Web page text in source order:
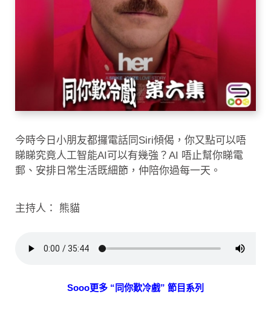
今時今日小朋友都攞電話同Siri傾偈，你又點可以唔
睇睇究竟人工智能AI可以有幾強？AI 唔止幫你睇電
郵、安排日常生活既細節，仲陪你過每一天。
主持人： 熊貓
Sooo更多 “同你歎冷戲” 節目系列